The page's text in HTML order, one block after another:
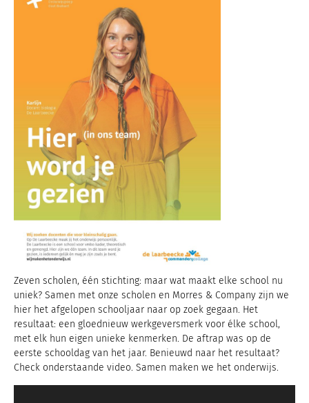
Zeven scholen, één stichting: maar wat maakt elke school nu
uniek? Samen met onze scholen en Morres & Company zijn we
hier het afgelopen schooljaar naar op zoek gegaan. Het
resultaat: een gloednieuw werkgeversmerk voor élke school,
met elk hun eigen unieke kenmerken. De aftrap was op de
eerste schooldag van het jaar. Benieuwd naar het resultaat?
Check onderstaande video. Samen maken we het onderwijs.